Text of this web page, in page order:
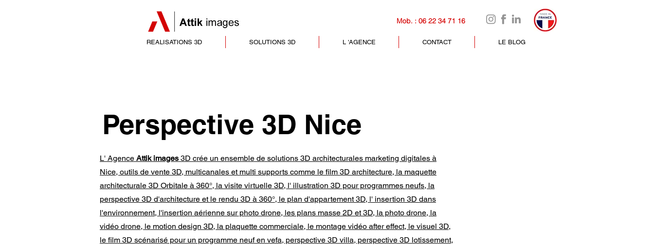
Mob. : 06 22 34 71 16
REALISATIONS 3D SOLUTIONS 3D L 'AGENCE CONTACT LE BLOG
Perspective 3D Nice
L' Agence Attik images 3D crée un ensemble de solutions 3D architecturales marketing digitales à
Nice, outils de vente 3D, multicanales et multi supports comme le film 3D architecture, la maquette
architecturale 3D Orbitale à 360°, la visite virtuelle 3D, l' illustration 3D pour programmes neufs, la
perspective 3D d'architecture et le rendu 3D à 360°, le plan d'appartement 3D, l' insertion 3D dans
l'environnement, l'insertion aérienne sur photo drone, les plans masse 2D et 3D, la photo drone, la
vidéo drone, le motion design 3D, la plaquette commerciale, le montage vidéo after effect, le visuel 3D,
le film 3D scénarisé pour un programme neuf en vefa, perspective 3D villa, perspective 3D lotissement,